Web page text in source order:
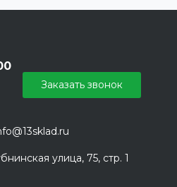
улица, 75, стр. 1
Заказать звонок